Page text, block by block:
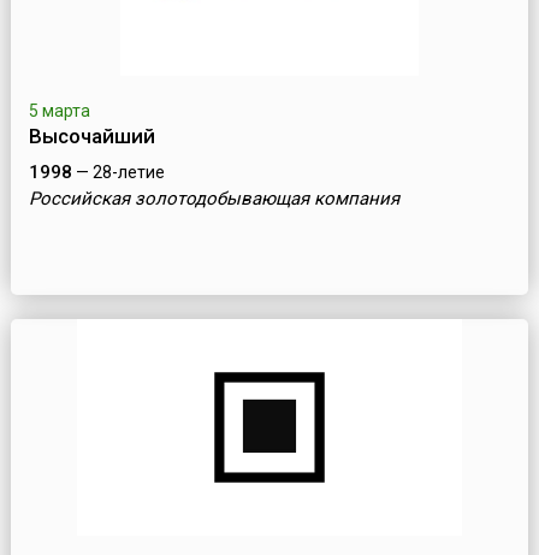
5 марта
Высочайший
1998 — 28-летие
Российская золотодобывающая компания